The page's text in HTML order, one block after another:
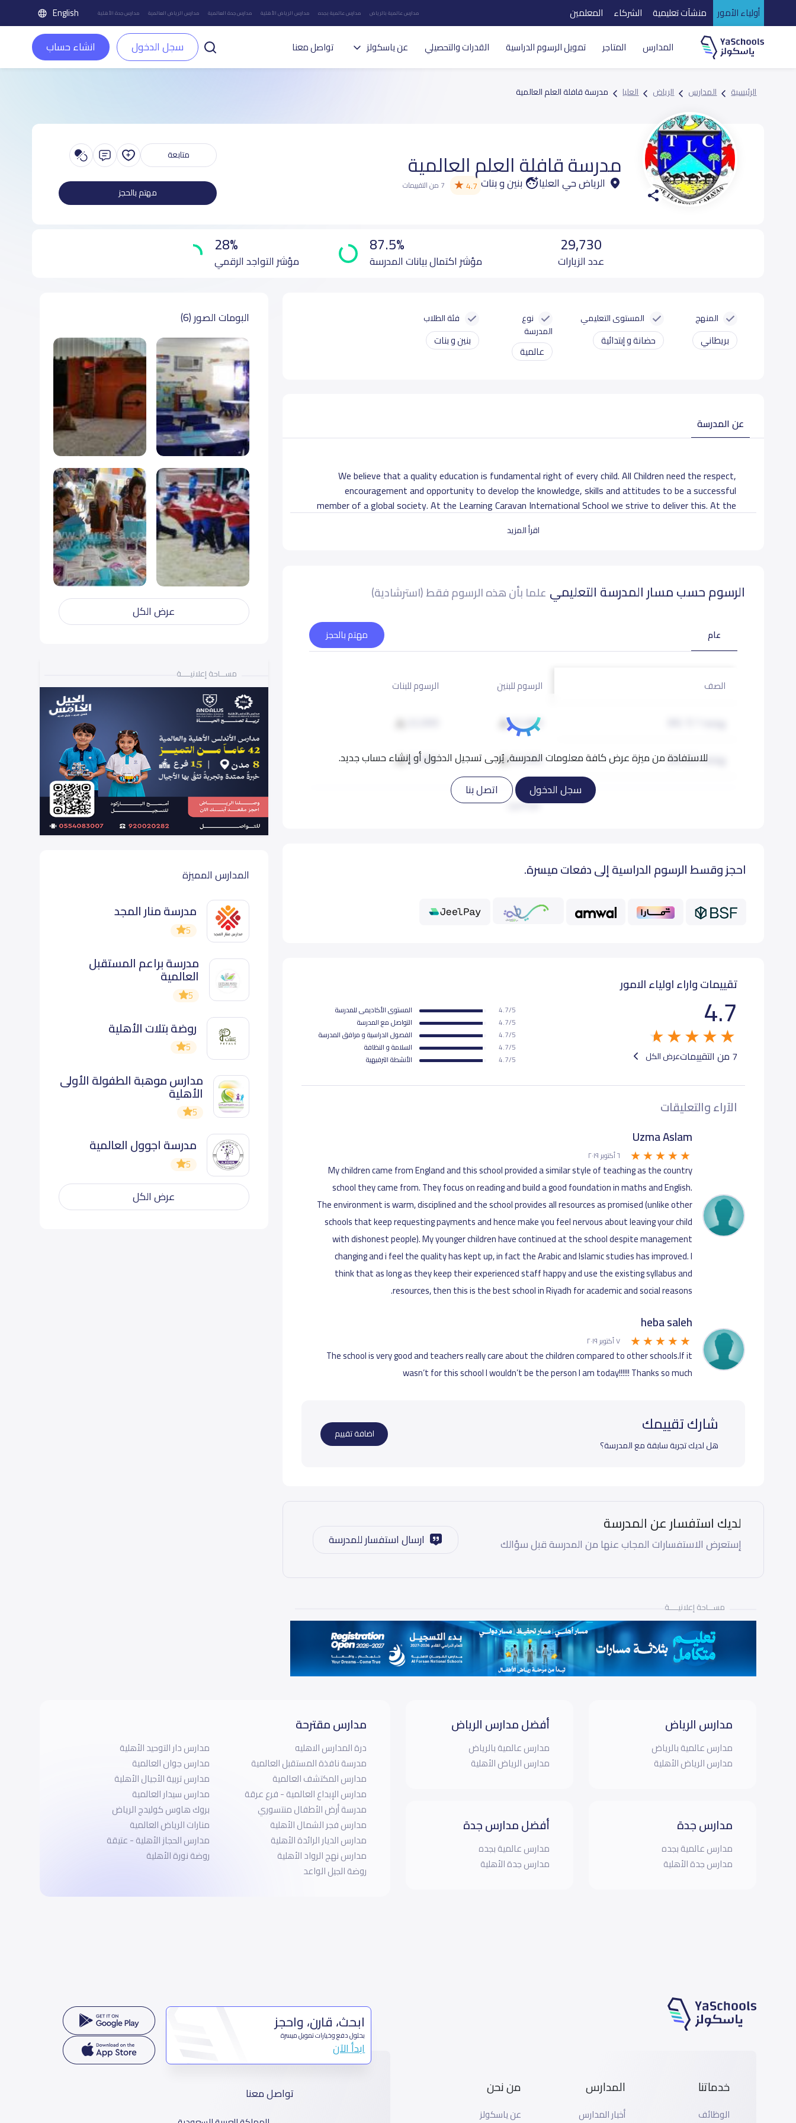
أولياء الأمور منشآت تعليمية الشركاء المعلمين مدارس عالمية بالرياض مدارس عالمية بجده مدارس الرياض الأهلية مدارس جدة العالمية مدارس الرياض العالمية مدارس جدة الأهلية English
المدارس المتاجر تمويل الرسوم الدراسية القدرات والتحصيلي عن ياسكولز تواصل معنا سجل الدخول انشاء حساب
الرئيسية المدارس الرياض العليا مدرسة قافلة العلم العالمية
مدرسة قافلة العلم العالمية
الرياض حي العليا بنين و بنات 4.7
★ 7 من التقييمات
متابعة
مهتم بالحجز
29,730
عدد الزيارات
87.5%
مؤشر اكتمال بيانات المدرسة
28%
مؤشر التواجد الرقمي
المنهج
بريطاني
المستوى التعليمي
حضانة و إبتدائية
نوع
المدرسة
عالمية
فئة الطلاب
بنين و بنات
عن المدرسة
اقرأ المزيد
We believe that a quality education is fundamental right of every child. All Children need the respect,
encouragement and opportunity to develop the knowledge, skills and attitudes to be a successful
member of a global society. At the Learning Caravan International School we strive to deliver this. At the
the heart of Riyadh, we offer an excellent all-round Educational Experience
الرسوم حسب مسار المدرسة التعليمي علما بأن هذه الرسوم فقط (استرشادية)
للاستفادة من ميزة عرض كافة معلومات المدرسة, يُرجى تسجيل الدخول أو إنشاء حساب جديد.
سجل الدخول
اتصل بنا
عام مهتم بالحجز
اقرأ المزيد
الصف الرسوم للبنين الرسوم للبنات
22,000
روضة 2 (KG 2)
22,000
22,000
22,000
ثاني إبتدائي (Grade 2)
24,500
ثالث إبتدائي (Grade 3)
24,500
24,500
خامس إبتدائي (Grade 5)
سادس إبتدائي (Grade 6)
24,500
24,500
احجز وقسط الرسوم الدراسية إلى دفعات ميسرة.
تقييمات واراء اولياء الامور
4.7
7 من التقييمات عرض الكل
4.7/5
المستوى اﻷكاديمى للمدرسة
4.7/5
التواصل مع المدرسة
4.7/5
الفصول الدراسية و مرافق المدرسة
4.7/5
السلامة و النظافة
4.7/5
اﻷنشطة الترفيهية
الآراء والتعليقات
Uzma Aslam
٦ أكتوبر ٢٠١٩
My children came from England and this school provided a similar style of teaching as the country
school they came from. They focus on reading and build a good foundation in maths and English.
The environment is warm, disciplined and the school provides all resources as promised (unlike other
schools that keep requesting payments and hence make you feel nervous about leaving your child
with dishonest people). My younger children have continued at the school despite management
changing and i feel the quality has kept up, in fact the Arabic and Islamic studies has improved. I
think that as long as they keep their experienced staff happy and use the existing syllabus and
resources, then this is the best school in Riyadh for academic and social reasons.
heba saleh
٧ أكتوبر ٢٠١٩
The school is very good and teachers really care about the children compared to other schools.If it
wasn’t for this school I wouldn’t be the person l am today!!!!!! Thanks so much
شارك تقييمك
هل لديك تجربة سابقة مع المدرسة؟
اضافة تقييم
لديك استفسار عن المدرسة
إستعرض الاستفسارات المجاب عنها من المدرسة قبل سؤالك ارسال استفسار للمدرسة
مســـاحة إعلانيـــــة
البومات الصور (6)
عرض الكل
مســـاحة إعلانيـــــة
المدارس المميزة
مدرسة منار المجد
5
مدرسة براعم المستقبل
العالمية
5
روضة بتلات الأهلية
5
مدارس موهبة الطفولة الأولى
الأهلية
5
مدرسة اجوول العالمية
5
عرض الكل
مدارس الرياض
مدارس عالمية بالرياض
مدارس الرياض الأهلية
مدارس جدة
مدارس عالمية بجده
مدارس جدة الأهلية
أفضل مدارس الرياض
مدارس عالمية بالرياض
مدارس الرياض الأهلية
أفضل مدارس جدة
مدارس عالمية بجده
مدارس جدة الأهلية
مدارس مقترحة
درة المدارس الاهليه
مدرسة نافذة المستقبل العالمية
مدارس المكتشف العالمية
مدارس الإبداع العالمية - فرع عرقة
مدرسة أرض الأطفال منتسوري
مدارس فجر الشمال الأهلية
مدارس الديار الرائدة الأهلية
مدارس نهج الرواد الأهلية
روضة الجيل الواعد
مدارس دار التوحيد الأهلية
مدارس جوان العالمية
مدارس تربية الأجيال الأهلية
مدارس سيدار العالمية
بروك هاوس كوليدج الرياض
منارات الرياض العالمية
مدارس الحجاز الأهلية - عتيقة
روضة نورة الأهلية
خدماتنا
الوظائف
المدارس
أخبار المدارس
من نحن
عن ياسكولز
ابحث، قارن، واحجز
بحلول دفع وخيارات تمويل ميسرة
ابدأ الآن
تواصل معنا